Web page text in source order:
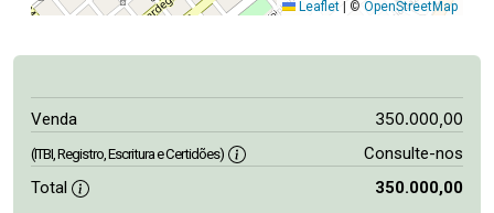
Leaflet © OpenStreetMap
Venda 350.000,00
(ITBI, Registro, Escritura e Certidões)
Consulte-nos
Total
350.000,00